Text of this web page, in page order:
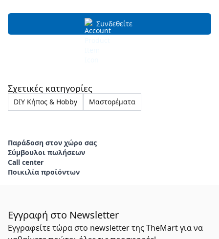
Συνδεθείτε
Σχετικές κατηγορίες
DIY Κήπος & Hobby Μαστορέματα
Παράδοση στον χώρο σας
Σύμβουλοι πωλήσεων
Call center
Ποικιλία προϊόντων
Εγγραφή στο Newsletter
Εγγραφείτε τώρα στο newsletter της TheMart για να